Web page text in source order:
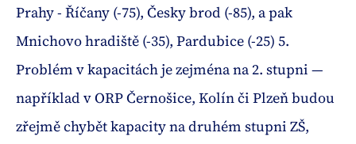
Prahy - Říčany (-75), Česky brod (-85), a pak
Mnichovo hradiště (-35), Pardubice (-25) 5.
Problém v kapacitách je zejména na 2. stupni —
například v ORP Černošice, Kolín či Plzeň budou
zřejmě chybět kapacity na druhém stupni ZŠ,